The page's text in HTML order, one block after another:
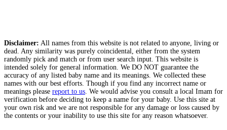
Disclaimer: All names from this website is not related to anyone, living or
dead. Any similarity was purely coincidental, either from the system
randomly pick and match or from user search input. This website is
intended solely for general information. We DO NOT guarantee the
accuracy of any listed baby name and its meanings. We collected these
names with our best efforts. Though if you find any incorrect name or
meanings please report to us . We would advise you consult a local Imam for
verification before deciding to keep a name for your baby. Use this site at
your own risk and we are not responsible for any damage or loss caused by
the contents or your inability to use this site for any reason whatsoever.